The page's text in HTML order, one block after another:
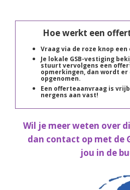
Hoe werkt een
Vraag via de roze knop
Je lokale GSB-vestiging
stuurt vervolgens een
opmerkingen, dan wordt
opgenomen.
Een offerteaanvraag is
nergens aan vast!
Wil je meer weten over
dan contact op met de
jou in de